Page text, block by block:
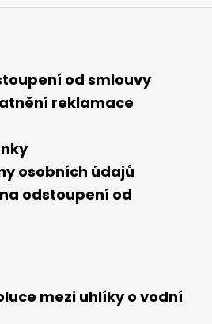
HLEDAT
od smlouvy
reklamace
osobních údajů
odstoupení od
mezi uhlíky o vodní